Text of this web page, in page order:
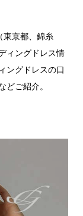
東京都、錦糸
ィングドレス情
ングドレスの口
どご紹介。